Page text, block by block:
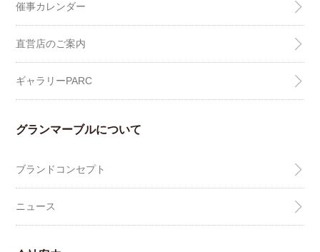
催事カレンダー
直営店のご案内
ギャラリーPARC
グランマーブルについて
ブランドコンセプト
ニュース